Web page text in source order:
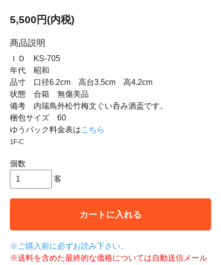
5,500円(内税)
商品説明
ＩＤ KS-705
年代 昭和
品寸 口径6.2cm 高台3.5cm 高4.2cm
状態 合箱 無傷美品
備考 内瑞鳥外松竹梅文ぐい呑み酒盃です。
梱包サイズ 60
ゆうパック料金表はこちら
1F-C
個数
客
カートに入れる
※ご購入前に必ずお読み下さい。
※送料を含めた最終的な価格については自動送信メール